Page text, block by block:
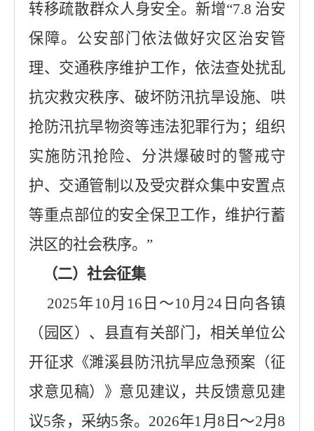
转移疏散群众人身安全。新增“7.8 治安
保障。公安部门依法做好灾区治安管
理、交通秩序维护工作，依法查处扰乱
抗灾救灾秩序、破坏防汛抗旱设施、哄
抢 防汛抗旱物资等违法犯罪行为；组织
实施防汛抢险、分洪爆破时的警戒守
护、交通管制以及受灾群众集中安置点
等重点部位的安全保卫工作，维护行蓄
洪区的社会秩序。 ”
（二）社会征集
2025年10月 16 日～10 月 24 日向各镇
（园区）、县直有关部门，相关单位公
开征求《濉溪县防汛抗旱应急预案（征
求意见稿）》意见建议，共反馈意见建
议5条，采纳5条。 2026年1月 8 日～2月8